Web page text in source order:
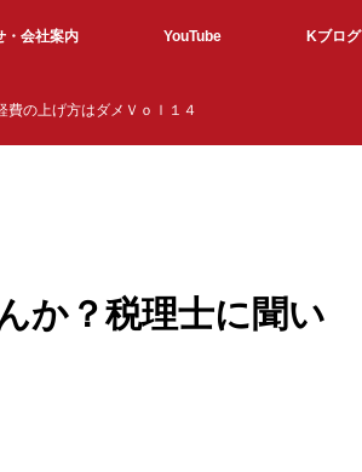
・会社案内 YouTube Kブログ
の上げ方はダメＶｏｌ１４
か？税理士に聞い